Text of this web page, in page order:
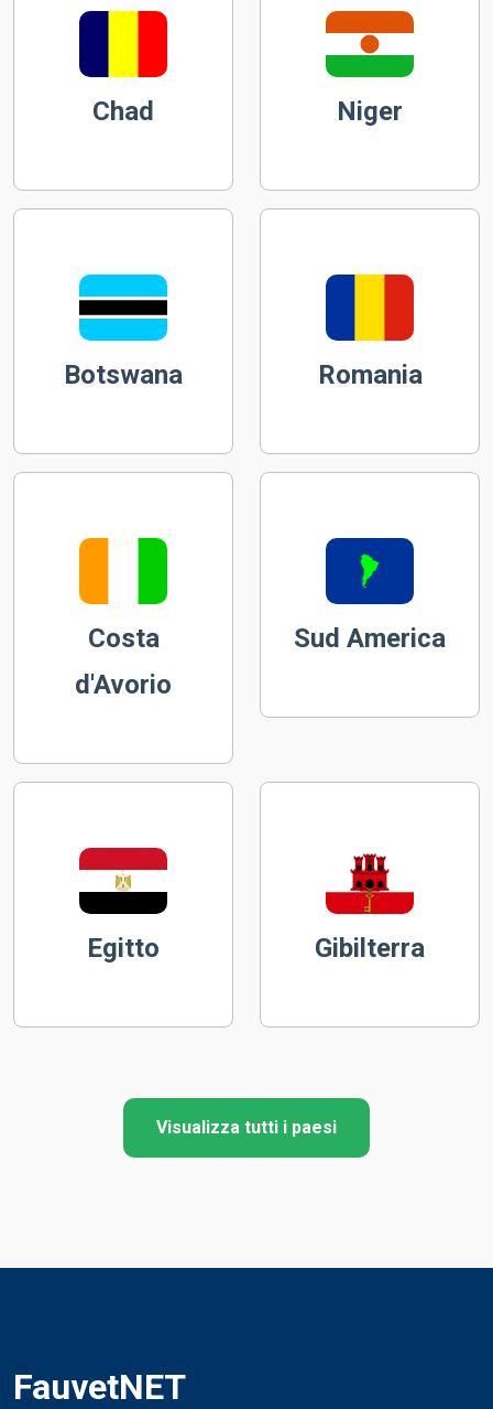
Chad Niger
Botswana Romania
Costa
d'Avorio
Sud America
Egitto Gibilterra
Visualizza tutti i paesi
FauvetNET